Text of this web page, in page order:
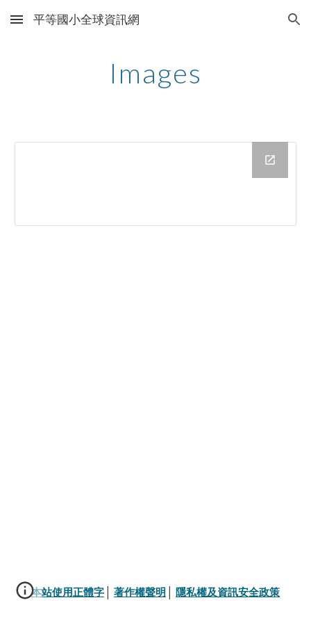
Skip to main content Skip to navigation
平等國小全球資訊網
Images
本站使用正體字 著作權聲明 隱私權及資訊安全政策